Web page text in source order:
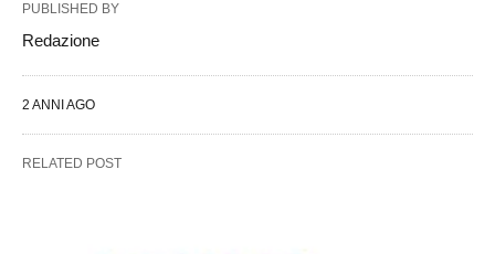
PUBLISHED BY
Redazione
2 ANNI AGO
RELATED POST